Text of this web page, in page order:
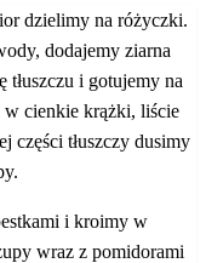
dzielimy na różyczki.
dodajemy ziarna
tłuszczu i gotujemy na
w cienkie krążki, liście
części tłuszczy dusimy
i kroimy w
wraz z pomidorami